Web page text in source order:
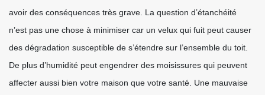
avoir des conséquences très grave. La question d’étanchéité
n’est pas une chose à minimiser car un velux qui fuit peut causer
des dégradation susceptible de s’étendre sur l’ensemble du toit.
De plus d’humidité peut engendrer des moisissures qui peuvent
affecter aussi bien votre maison que votre santé. Une mauvaise